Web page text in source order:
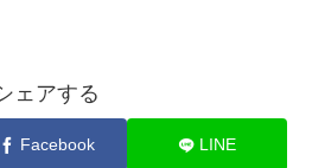
ェアする
Facebook LINE